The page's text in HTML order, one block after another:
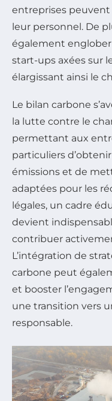
entreprises
leur personnel. De
également
start-ups axées sur
élargissant ainsi le
Le bilan carbone
la lutte contre le
permettant aux
particuliers
émissions et de
adaptées pour les
légales, un cadre
devient
contribuer
L’intégration de
carbone peut
et booster
une transition vers
responsable.